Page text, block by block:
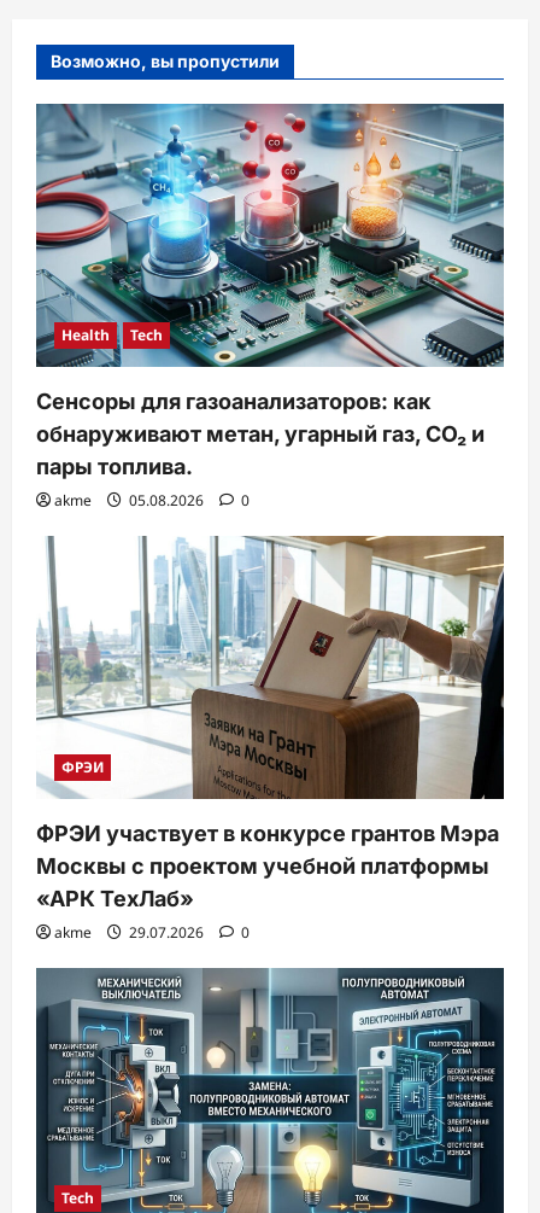
Возможно, вы пропустили
Health Tech
Сенсоры для газоанализаторов: как
обнаруживают метан, угарный газ, CO₂ и
пары топлива.
akme 05.08.2026 0
ФРЭИ
ФРЭИ участвует в конкурсе грантов Мэра
Москвы с проектом учебной платформы
«АРК ТехЛаб»
akme 29.07.2026 0
Tech